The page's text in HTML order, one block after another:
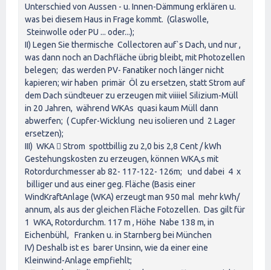
Unterschied von Aussen - u. Innen-Dämmung erklären u.
was bei diesem Haus in Frage kommt. (Glaswolle,
Steinwolle oder PU ... oder...);
II) Legen Sie thermische Collectoren auf`s Dach, und nur ,
was dann noch an Dachfläche übrig bleibt, mit Photozellen
belegen; das werden PV- Fanatiker noch länger nicht
kapieren; wir haben primär Öl zu ersetzen, statt Strom auf
dem Dach sündteuer zu erzeugen mit viiiiel Silizium-Müll
in 20 Jahren, während WKAs quasi kaum Müll dann
abwerfen; ( Cupfer-Wicklung neu isolieren und 2 Lager
ersetzen);
III) WKA  Strom spottbillig zu 2,0 bis 2,8 Cent / kWh
Gestehungskosten zu erzeugen, können WKA,s mit
Rotordurchmesser ab 82- 117-122- 126m; und dabei 4 x
billiger und aus einer geg. Fläche (Basis einer
WindKraftAnlage (WKA) erzeugt man 950 mal mehr kWh/
annum, als aus der gleichen Fläche Fotozellen. Das gilt für
1 WKA, Rotordurchm. 117 m , Höhe Nabe 138 m, in
Eichenbühl, Franken u. in Starnberg bei München
IV) Deshalb ist es barer Unsinn, wie da einer eine
Kleinwind-Anlage empfiehlt;